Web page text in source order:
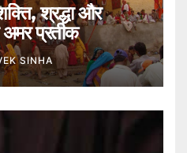
श्रद्धा और
प्रतीक
SINHA